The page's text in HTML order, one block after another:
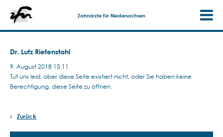
Zahnärzte für Niedersachsen
Dr. Lutz Riefenstahl
9. August 2018 15:11
Tut uns leid, aber diese Seite existiert nicht, oder Sie haben keine
Berechtigung, diese Seite zu öffnen.
Zurück